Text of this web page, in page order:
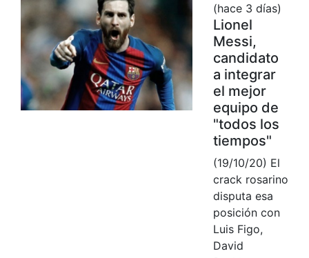
(hace 3 días)
Lionel
Messi,
candidato
a integrar
el mejor
equipo de
"todos los
tiempos"
(19/10/20) El
crack rosarino
disputa esa
posición con
Luis Figo,
David